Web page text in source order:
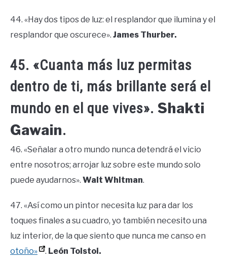
44. «Hay dos tipos de luz: el resplandor que ilumina y el
resplandor que oscurece». James Thurber.
45. «Cuanta más luz permitas
dentro de ti, más brillante será el
mundo en el que vives». Shakti
Gawain.
46. «Señalar a otro mundo nunca detendrá el vicio
entre nosotros; arrojar luz sobre este mundo solo
puede ayudarnos». Walt Whitman.
47. «Así como un pintor necesita luz para dar los
toques finales a su cuadro, yo también necesito una
luz interior, de la que siento que nunca me canso en
otoño»
. León Tolstoi.